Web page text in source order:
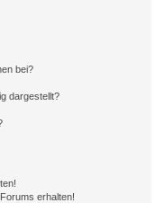
bei?
dargestellt?
erhalten!